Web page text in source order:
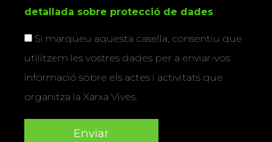
detallada sobre protecció de dades.
Si marqueu aquesta casella, consentiu que
utilitzem les vostres dades per a enviar-vos
informació sobre els actes i activitats que
organitza la Xarxa Vives.